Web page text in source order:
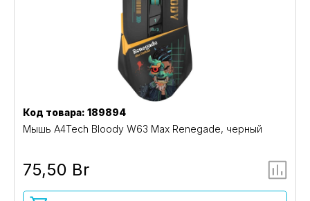
Код товара: 189894
Мышь A4Tech Bloody W63 Max Renegade, черный
75,50 Br